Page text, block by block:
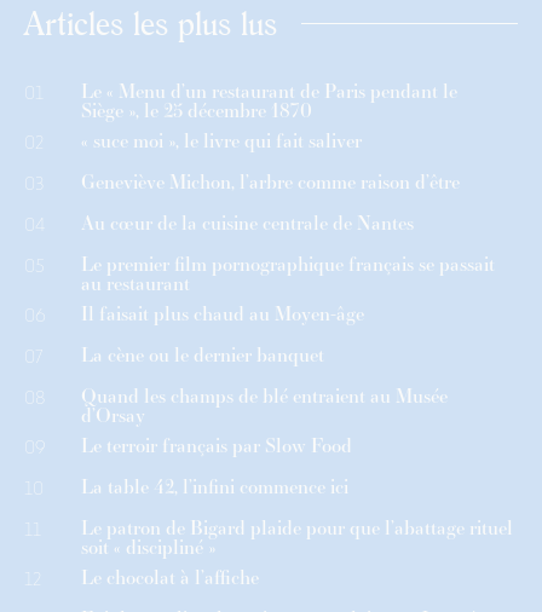
Articles les plus lus
01 Le « Menu d’un restaurant de Paris pendant le
Siège », le 25 décembre 1870
« suce moi », le livre qui fait saliver
03 Geneviève Michon, l’arbre comme raison d’être
04 Au cœur de la cuisine centrale de Nantes
05 Le premier film pornographique français se passait
au restaurant
06 Il faisait plus chaud au Moyen-âge
07 La cène ou le dernier banquet
08 Quand les champs de blé entraient au Musée
d’Orsay
09 Le terroir français par Slow Food
10 La table 42, l’infini commence ici
11 Le patron de Bigard plaide pour que l’abattage rituel
soit « discipliné »
12 Le chocolat à l’affiche